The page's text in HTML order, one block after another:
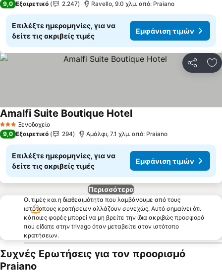
9,0 Εξαιρετικό 2.247 Ravello, 9.0 χλμ. από: Praiano
Επιλέξτε ημερομηνίες, για να
δείτε τις ακριβείς τιμές
Εμφάνιση τιμών
3 ΑστέριαΞενοδοχείο
Amalfi Suite Boutique Hotel
9,0 Εξαιρετικό 294 Αμάλφι, 7.1 χλμ. από: Praiano
Επιλέξτε ημερομηνίες, για να
δείτε τις ακριβείς τιμές
Εμφάνιση τιμών
Περισσότερα
Οι τιμές και η διαθεσιμότητα που λαμβάνουμε από τους
ιστότοπους κρατήσεων αλλάζουν συνεχώς. Αυτό σημαίνει ότι
κάποιες φορές μπορεί να μη βρείτε την ίδια ακριβώς προσφορά
που είδατε στην trivago όταν μεταβείτε στον ιστότοπο
κρατήσεων.
Συχνές Ερωτήσεις για τον προορισμό
Praiano